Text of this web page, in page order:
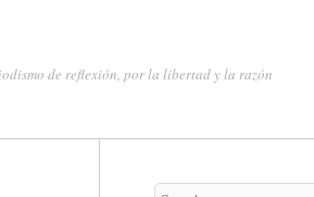
de reflexión, por la libertad y la razón